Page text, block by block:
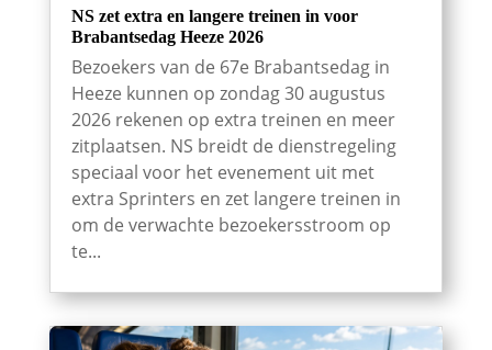
NS zet extra en langere treinen in voor
Brabantsedag Heeze 2026
Bezoekers van de 67e Brabantsedag in
Heeze kunnen op zondag 30 augustus
2026 rekenen op extra treinen en meer
zitplaatsen. NS breidt de dienstregeling
speciaal voor het evenement uit met
extra Sprinters en zet langere treinen in
om de verwachte bezoekersstroom op
te...